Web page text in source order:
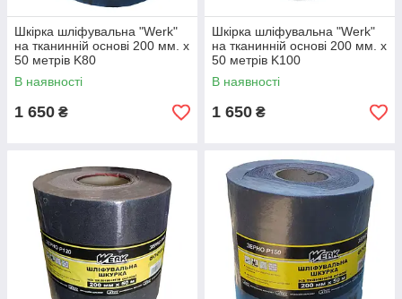
Шкірка шліфувальна "Werk"
на тканинній основі 200 мм. х
50 метрів K80
В наявності
1 650 ₴
Шкірка шліфувальна "Werk"
на тканинній основі 200 мм. х
50 метрів K100
В наявності
1 650 ₴